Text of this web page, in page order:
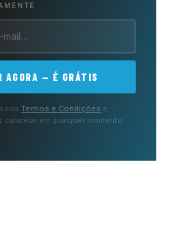
AGORA — É GRÁTIS
Termos e Condições e
cancelar em qualquer momento.